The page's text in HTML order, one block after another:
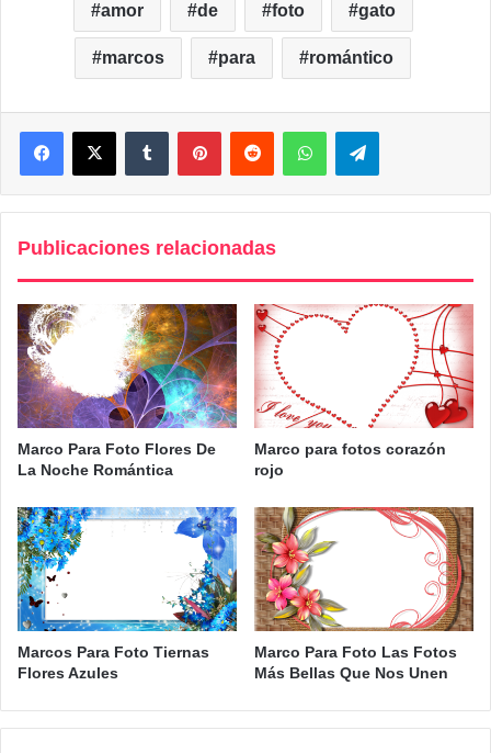
amor de foto gato
marcos para romántico
FacebookX Tumblr PinterestReddit WhatsAppTelegram
Publicaciones relacionadas
Marco Para Foto Flores De
La Noche Romántica
Marco para fotos corazón
rojo
Marcos Para Foto Tiernas
Flores Azules
Marco Para Foto Las Fotos
Más Bellas Que Nos Unen